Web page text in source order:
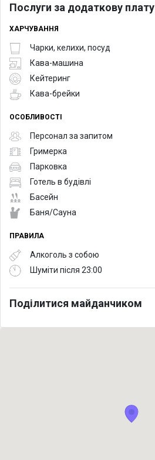
Послуги за додаткову плату
ХАРЧУВАННЯ
Чарки, келихи, посуд
Кава-машина
Кейтеринг
Кава-брейки
ОСОБЛИВОСТІ
Персонал за запитом
Гримерка
Парковка
Готель в будівлі
Басейн
Баня/Сауна
ПРАВИЛА
Алкоголь з собою
Шуміти після 23:00
Поділитися майданчиком